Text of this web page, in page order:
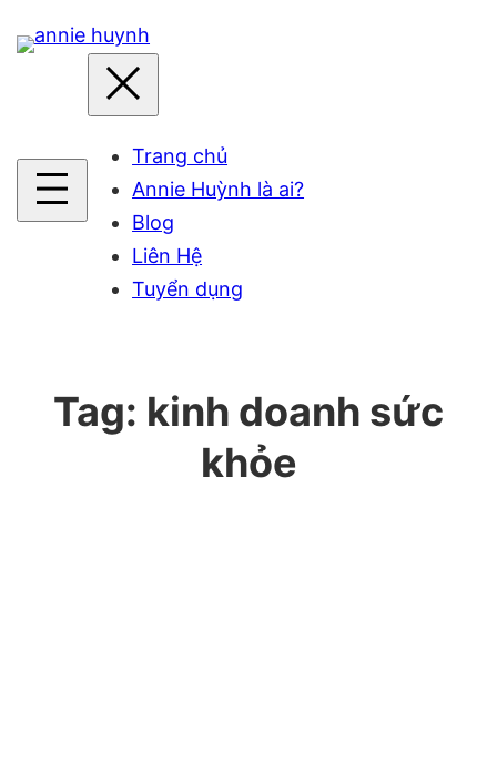
to
Trang chủ
Annie Huỳnh là ai?
Blog
Liên Hệ
Tuyển dụng
Tag: kinh doanh sức
khỏe